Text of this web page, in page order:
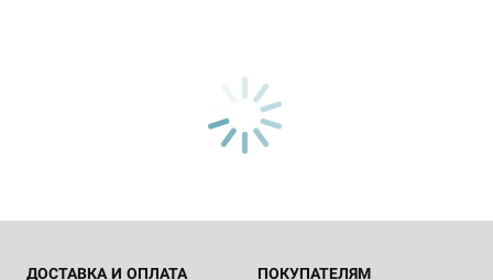
ДОСТАВКА И ОПЛАТА ПОКУПАТЕЛЯМ